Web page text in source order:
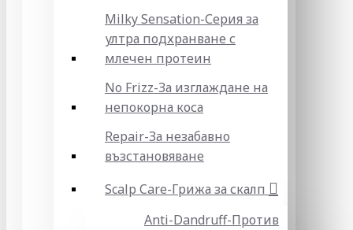
Milky Sensation-Серия за
ултра подхранване с
млечен протеин
No Frizz-За изглаждане на
непокорна коса
Repair-За незабавно
възстановяване
Scalp Care-Грижа за скалп
Anti-Dandruff-Против